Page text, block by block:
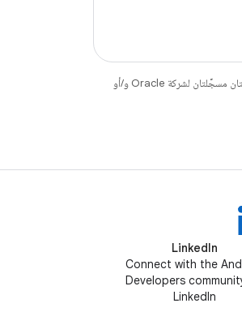
. إنّ Java وOpenJDK هما علامتان تجاريتان مسجَّلتان لشركة Oracle و/أو
LinkedIn
Connect with the
Developers
LinkedIn